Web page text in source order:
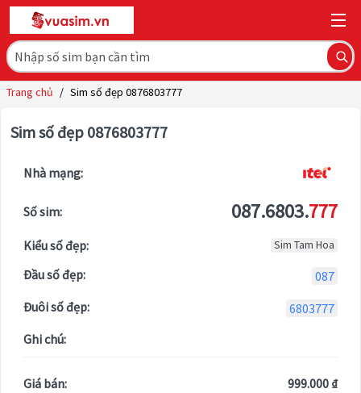
Trang chủ / Sim số đẹp 0876803777
Sim số đẹp 0876803777
Nhà mạng:
Số sim: 087.6803.777
Kiểu số đẹp: Sim Tam Hoa
Đầu số đẹp:
087
Đuôi số đẹp:
6803777
Ghi chú:
Giá bán: 999.000 ₫